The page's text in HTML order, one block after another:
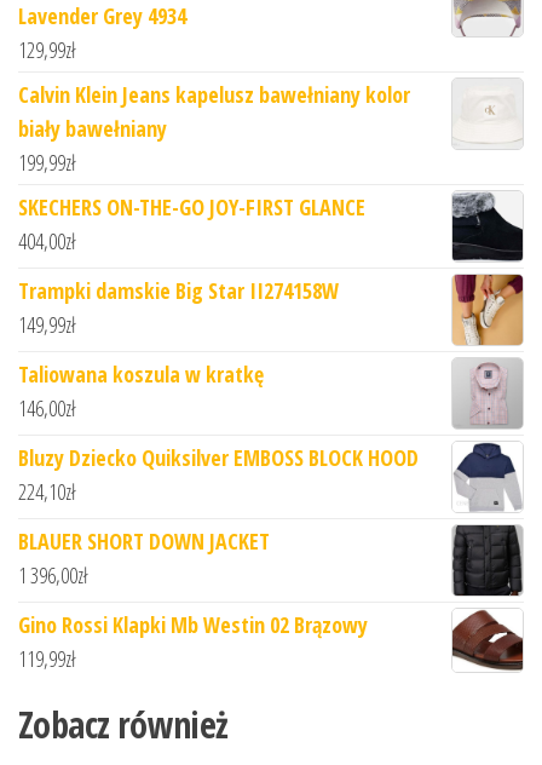
Lavender Grey 4934
129,99zł
Calvin Klein Jeans kapelusz bawełniany kolor
biały bawełniany
199,99zł
SKECHERS ON-THE-GO JOY-FIRST GLANCE
404,00zł
Trampki damskie Big Star II274158W
149,99zł
Taliowana koszula w kratkę
146,00zł
Bluzy Dziecko Quiksilver EMBOSS BLOCK HOOD
224,10zł
BLAUER SHORT DOWN JACKET
1 396,00zł
Gino Rossi Klapki Mb Westin 02 Brązowy
119,99zł
Zobacz również